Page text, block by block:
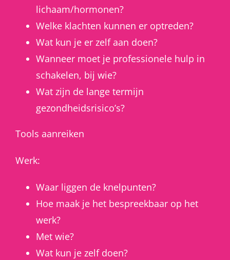
lichaam/hormonen?
Welke klachten kunnen er optreden?
Wat kun je er zelf aan doen?
Wanneer moet je professionele hulp in
schakelen, bij wie?
Wat zijn de lange termijn
gezondheidsrisico’s?
Tools aanreiken
Werk:
Waar liggen de knelpunten?
Hoe maak je het bespreekbaar op het
werk?
Met wie?
Wat kun je zelf doen?